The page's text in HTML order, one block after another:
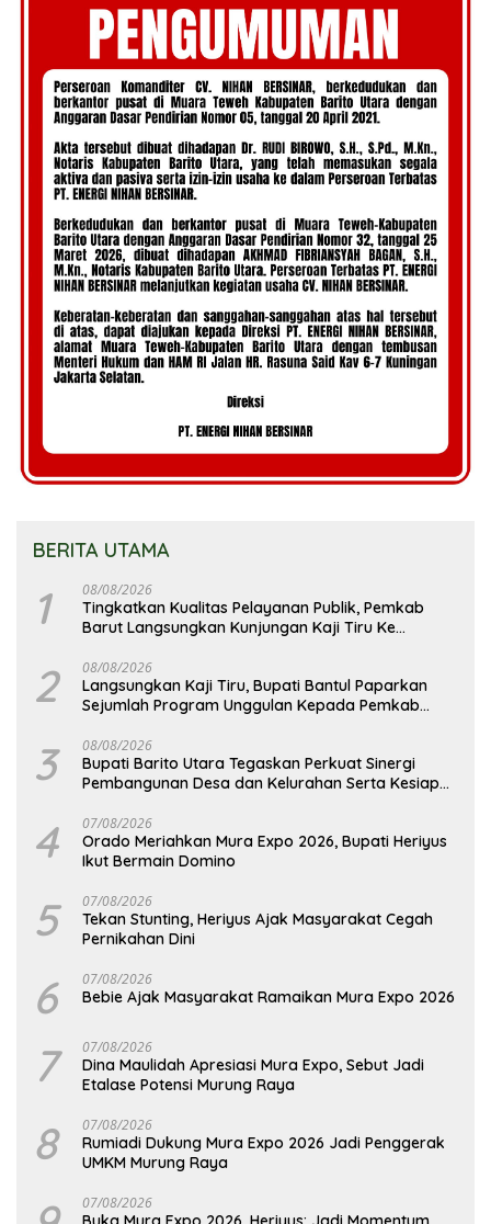
BERITA UTAMA
1 08/08/2026
Tingkatkan Kualitas Pelayanan Publik, Pemkab
Barut Langsungkan Kunjungan Kaji Tiru Ke
2 08/08/2026
Langsungkan Kaji Tiru, Bupati Bantul Paparkan
Sejumlah Program Unggulan Kepada Pemkab
3 08/08/2026
Bupati Barito Utara Tegaskan Perkuat Sinergi
Pembangunan Desa dan Kelurahan Serta Kesiapan
4 07/08/2026
Orado Meriahkan Mura Expo 2026, Bupati Heriyus
Ikut Bermain Domino
5 07/08/2026
Tekan Stunting, Heriyus Ajak Masyarakat Cegah
Pernikahan Dini
6 07/08/2026
Bebie Ajak Masyarakat Ramaikan Mura Expo 2026
7 07/08/2026
Dina Maulidah Apresiasi Mura Expo, Sebut Jadi
Etalase Potensi Murung Raya
8 07/08/2026
Rumiadi Dukung Mura Expo 2026 Jadi Penggerak
UMKM Murung Raya
07/08/2026